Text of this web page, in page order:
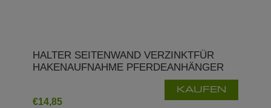
HALTER SEITENWAND VERZINKTFÜR
HAKENAUFNAHME PFERDEANHÄNGER
€14,85
KAUFEN